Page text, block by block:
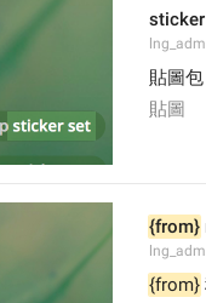
貼圖包
貼圖
{from}
{from}